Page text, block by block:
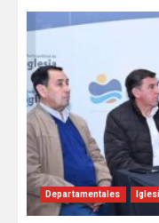
Departamentales